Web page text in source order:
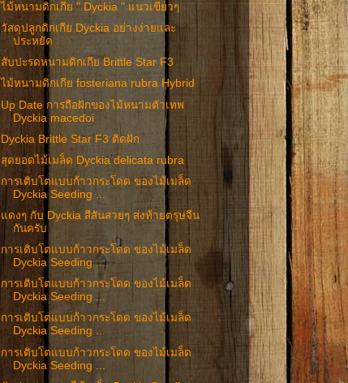
ไม้หนามดิกเกีย " Dyckia " แนวเขียวๆ
วัสดุปลูกดิกเกีย Dyckia อย่างง่ายและ
ประหยัด
สับปะรดหนามดิกเกีย Brittle Star F3
ไม้หนามดิกเกีย fosteriana rubra Hybrid
Up Date การถือฝักของไม้หนามตัวเทพ
Dyckia macedoi
Dyckia Brittle Star F3 ติดฝัก
สุดยอดไม้เมล็ด Dyckia delicata rubra
การเติบโตแบบก้าวกระโดด ของไม้เมล็ด
Dyckia Seeding ...
แดงๆ กับ Dyckia สีสันสวยๆ ส่งท้ายตรุษจีน
กันครับ
การเติบโตแบบก้าวกระโดด ของไม้เมล็ด
Dyckia Seeding ...
การเติบโตแบบก้าวกระโดด ของไม้เมล็ด
Dyckia Seeding ...
การเติบโตแบบก้าวกระโดด ของไม้เมล็ด
Dyckia Seeding ...
การเติบโตแบบก้าวกระโดด ของไม้เมล็ด
Dyckia Seeding ...